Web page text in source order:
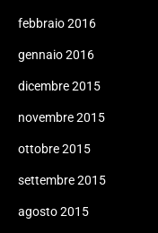
febbraio 2016
gennaio 2016
dicembre 2015
novembre 2015
ottobre 2015
settembre 2015
agosto 2015